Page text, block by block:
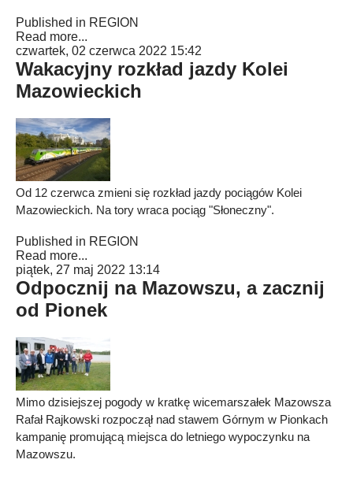
Published in REGION
Read more...
czwartek, 02 czerwca 2022 15:42
Wakacyjny rozkład jazdy Kolei
Mazowieckich
Od 12 czerwca zmieni się rozkład jazdy pociągów Kolei
Mazowieckich. Na tory wraca pociąg "Słoneczny".
Published in REGION
Read more...
piątek, 27 maj 2022 13:14
Odpocznij na Mazowszu, a zacznij
od Pionek
Mimo dzisiejszej pogody w kratkę wicemarszałek Mazowsza
Rafał Rajkowski rozpoczął nad stawem Górnym w Pionkach
kampanię promującą miejsca do letniego wypoczynku na
Mazowszu.